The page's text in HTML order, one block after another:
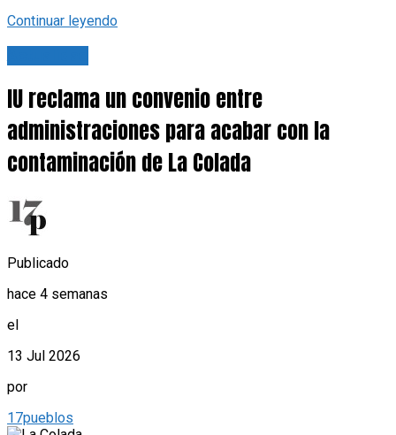
Continuar leyendo
IU reclama un convenio entre
administraciones para acabar con la
contaminación de La Colada
Publicado
hace 4 semanas
el
13 Jul 2026
por
17pueblos